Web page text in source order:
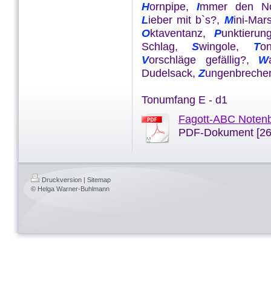
Hornpipe, Immer den
Lieber mit b`s?, Mini-
Oktaventanz, P
Schlag,Swingole, T
Vorschläge gefällig?, W
Dudelsack,Z
Tonumfang E - d1
Fagott-ABC
PDF-Dokument
Druckversion | Sitemap
© Helga Warner-Buhlmann